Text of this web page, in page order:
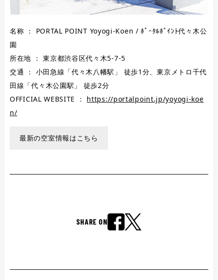
名称 ： PORTAL POINT Yoyogi-Koen / ﾎﾟｰﾀﾙﾎﾟｲﾝﾄ代々木公
園
所在地 ： 東京都渋谷区代々木5-7-5
交通 ： 小田急線「代々木八幡駅」 徒歩1分、東京メトロ千代
田線「代々木公園駅」 徒歩2分
OFFICIAL WEBSITE ： https://portalpoint.jp/yoyogi-koe
n/
最新の空室情報はこちら
SHARE ON